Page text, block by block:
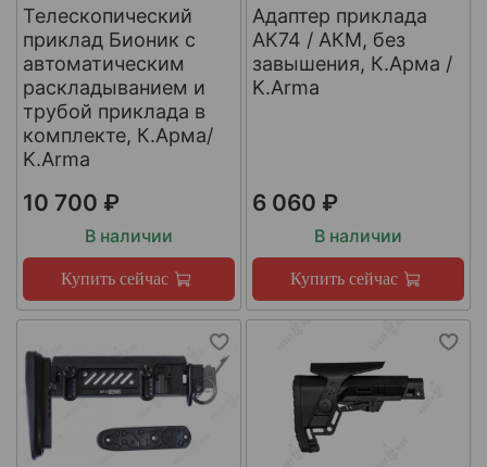
Телескопический
приклад Бионик с
автоматическим
раскладыванием и
трубой приклада в
комплекте, К.Арма/
K.Arma
10 700 ₽
В наличии
Купить сейчас
Адаптер приклада
АК74 / АКМ, без
завышения, К.Арма /
K.Arma
6 060 ₽
В наличии
Купить сейчас